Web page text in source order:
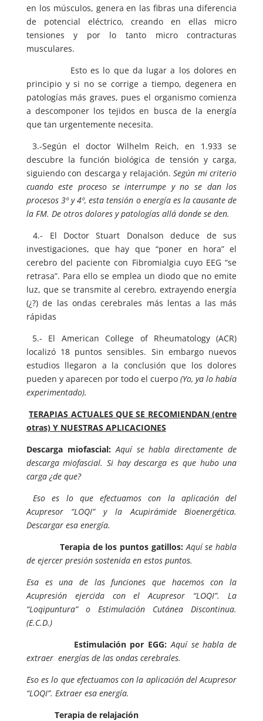
en los músculos, genera en las fibras una diferencia
de potencial eléctrico, creando en ellas micro
tensiones y por lo tanto micro contracturas
musculares.
Esto es lo que da lugar a los dolores en
principio y si no se corrige a tiempo, degenera en
patologías más graves, pues el organismo comienza
a descomponer los tejidos en busca de la energía
que tan urgentemente necesita.
3.-Según el doctor Wilhelm Reich, en 1.933 se
descubre la función biológica de tensión y carga,
siguiendo con descarga y relajación.Según mi criterio
cuando este proceso se interrumpe y no se dan los
procesos 3º y 4º, esta tensión o energía es la causante de
la FM. De otros dolores y patologías allá donde se den.
4.- El Doctor Stuart Donalson deduce de sus
investigaciones, que hay que “poner en hora” el
cerebro del paciente con Fibromialgia cuyo EEG “se
retrasa”. Para ello se emplea un diodo que no emite
luz, que se transmite al cerebro, extrayendo energía
(¿?) de las ondas cerebrales más lentas a las más
rápidas
5.- El American College of Rheumatology (ACR)
localizó 18 puntos sensibles. Sin embargo nuevos
estudios llegaron a la conclusión que los dolores
pueden y aparecen por todo el cuerpo(Yo, ya lo había
experimentado).
TERAPIAS ACTUALES QUE SE RECOMIENDAN (entre
otras) Y NUESTRAS APLICACIONES
Descarga miofascial: Aquí se habla directamente de
descarga miofascial. Si hay descarga es que hubo una
carga ¿de que?
Eso es lo que efectuamos con la aplicación del
Acupresor “LOQI” y la Acupirámide Bioenergética.
Descargar esa energía.
Terapia de los puntos gatillos: Aquí se habla
de ejercer presión sostenida en estos puntos.
Esa es una de las funciones que hacemos con la
Acupresión ejercida con el Acupresor “LOQI”. La
“Loqipuntura” o Estimulación Cutánea Discontinua.
(E.C.D.)
Estimulación por EGG: Aquí se habla de
extraer energías de las ondas cerebrales.
Eso es lo que efectuamos con la aplicación del Acupresor
“LOQI”. Extraer esa energía.
Terapia de relajación